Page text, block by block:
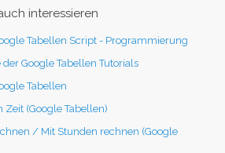
interessieren
Tabellen Script - Programmierung
Google Tabellen Tutorials
Tabellen
Zeit (Google Tabellen)
/ Mit Stunden rechnen (Google